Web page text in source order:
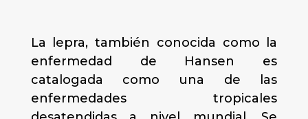
La lepra, también conocida como la
enfermedad de Hansen es
catalogada como una de las
enfermedades tropicales